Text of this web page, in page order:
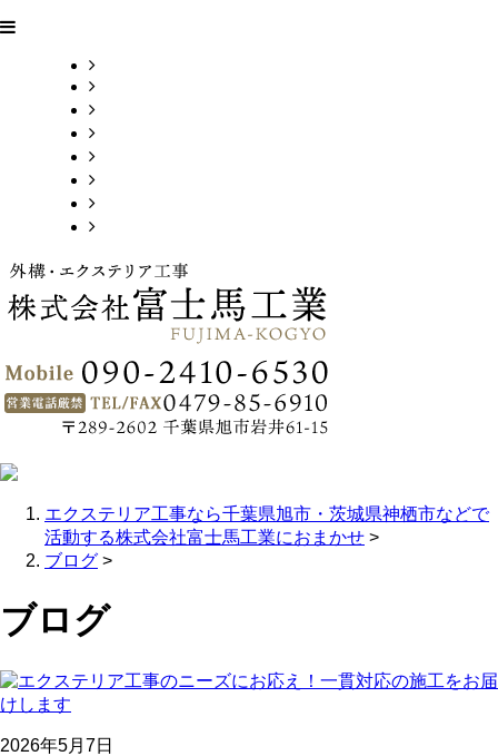
エクステリア工事なら千葉県旭市・茨城県神栖市などで
活動する株式会社富士馬工業におまかせ >
ブログ >
ブログ
2026年5月7日